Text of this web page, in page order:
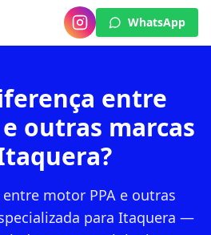
WhatsApp
entre
outras marcas
motor PPA e outras
para Itaquera —